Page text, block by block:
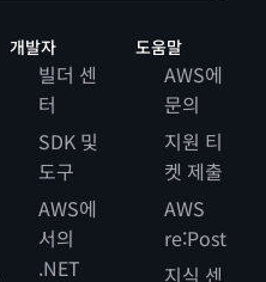
개발자
빌더 센
터
SDK 및
도구
AWS에
서의
.NET
도움말
AWS에
문의
지원 티
켓 제출
AWS
re:Post
지식 센